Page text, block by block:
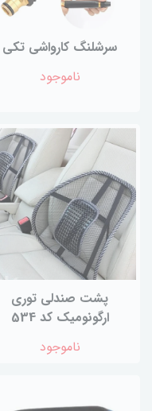
سرشلنگ کارواشی تکی
ناموجود
پشت صندلی توری
ارگونومیک کد 534
ناموجود